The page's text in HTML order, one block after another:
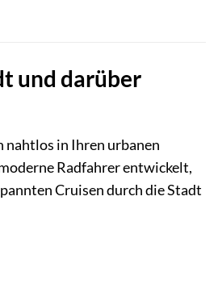
und darüber
nahtlos in Ihren urbanen
Radfahrer entwickelt,
Cruisen durch die Stadt